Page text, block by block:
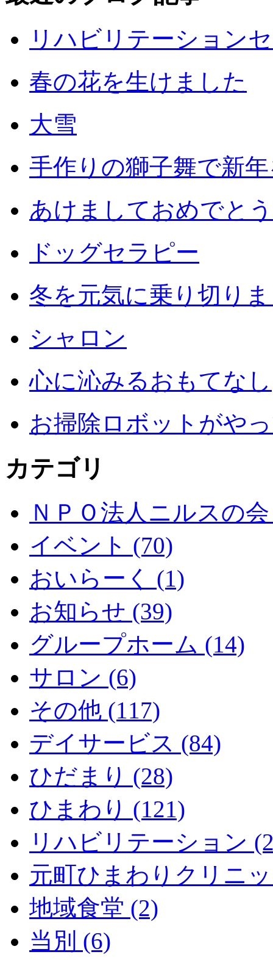
リハビリテーション
春の花を生けました
大雪
手作りの獅子舞で新
あけましておめでと
ドッグセラピー
冬を元気に乗り切り
シャロン
心に沁みるおもてなし
お掃除ロボットがや
カテゴリ
ＮＰＯ法人ニルスの
イベント (70)
おいらーく (1)
お知らせ (39)
グループホーム (14)
サロン (6)
その他 (117)
デイサービス (84)
ひだまり (28)
ひまわり (121)
リハビリテーション
元町ひまわりクリニ
地域食堂 (2)
当別 (6)